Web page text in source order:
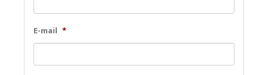
E-mail *